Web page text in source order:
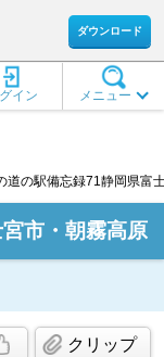
ダウンロード
メニュー
イン
道の駅備忘録71静岡県富
市・朝霧高原
クリップ